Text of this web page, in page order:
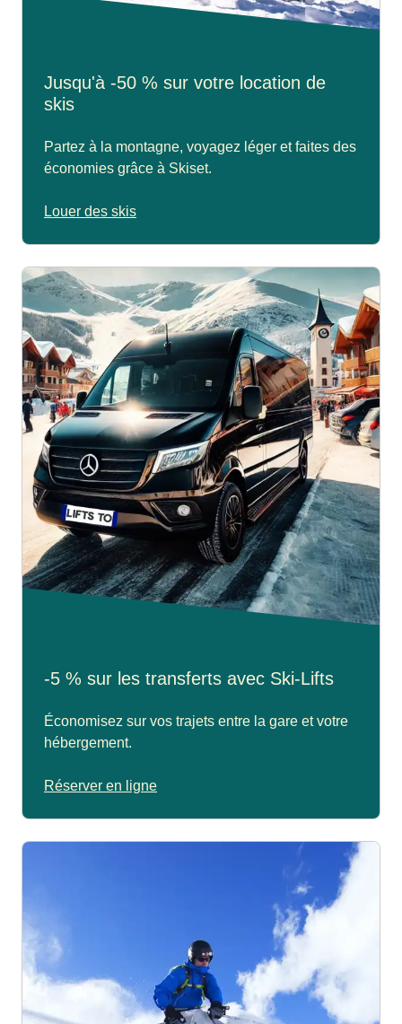
Jusqu'à -50 % sur votre location de
skis
Partez à la montagne, voyagez léger et faites des
économies grâce à Skiset.
Louer des skis
-5 % sur les transferts avec Ski-Lifts
Économisez sur vos trajets entre la gare et votre
hébergement.
Réserver en ligne